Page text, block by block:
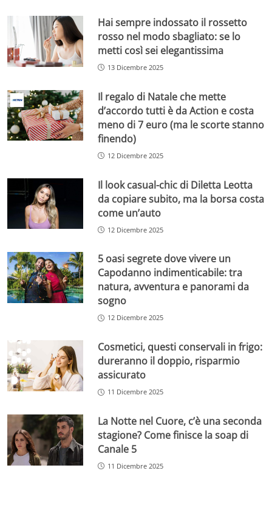
Hai sempre indossato il rossetto
rosso nel modo sbagliato: se lo
metti così sei elegantissima
13 Dicembre 2025
Il regalo di Natale che mette
d’accordo tutti è da Action e costa
meno di 7 euro (ma le scorte stanno
finendo)
12 Dicembre 2025
Il look casual-chic di Diletta Leotta
da copiare subito, ma la borsa costa
come un’auto
12 Dicembre 2025
5 oasi segrete dove vivere un
Capodanno indimenticabile: tra
natura, avventura e panorami da
sogno
12 Dicembre 2025
Cosmetici, questi conservali in frigo:
dureranno il doppio, risparmio
assicurato
11 Dicembre 2025
La Notte nel Cuore, c’è una seconda
stagione? Come finisce la soap di
Canale 5
11 Dicembre 2025